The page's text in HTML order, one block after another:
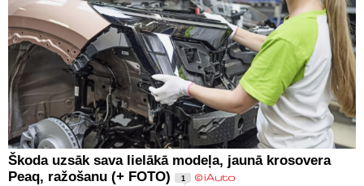
Škoda uzsāk sava lielākā modeļa, jaunā krosovera
Peaq, ražošanu (+ FOTO)
1